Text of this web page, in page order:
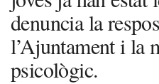
denuncia la
l’Ajuntament i la
psicològic.